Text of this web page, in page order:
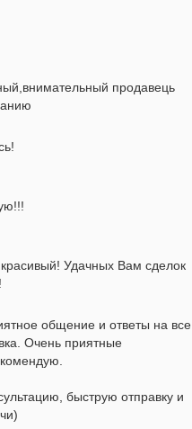
продавець
Удачных Вам сделок
общение и ответы на все
Очень приятные
быструю отправку и